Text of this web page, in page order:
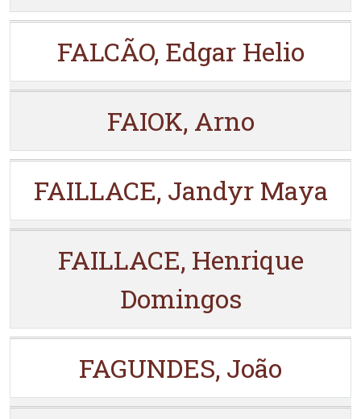
FALCÃO, Edgar Helio
FAIOK, Arno
FAILLACE, Jandyr Maya
FAILLACE, Henrique
Domingos
FAGUNDES, João